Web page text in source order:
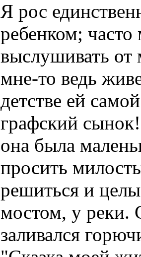
Я рос
ребенком;
выслушивать от
мне-то ведь
детстве ей
графский
она была
просить
решиться и
мостом, у реки.
заливался